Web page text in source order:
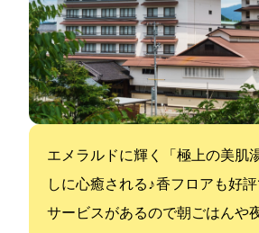
エメラルドに輝く「極上の美肌
しに心癒される♪GENJI 香フロアも
サービスがあるので朝ごはんや